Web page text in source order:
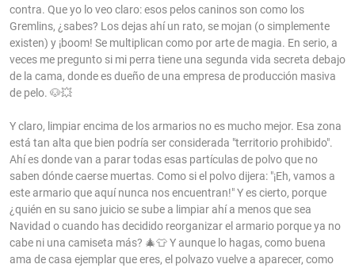
contra. Que yo lo veo claro: esos pelos caninos son como los
Gremlins, ¿sabes? Los dejas ahí un rato, se mojan (o simplemente
existen) y ¡boom! Se multiplican como por arte de magia. En serio, a
veces me pregunto si mi perra tiene una segunda vida secreta debajo
de la cama, donde es dueño de una empresa de producción masiva
de pelo. 🐶💥
Y claro, limpiar encima de los armarios no es mucho mejor. Esa zona
está tan alta que bien podría ser considerada "territorio prohibido".
Ahí es donde van a parar todas esas partículas de polvo que no
saben dónde caerse muertas. Como si el polvo dijera: "¡Eh, vamos a
este armario que aquí nunca nos encuentran!" Y es cierto, porque
¿quién en su sano juicio se sube a limpiar ahí a menos que sea
Navidad o cuando has decidido reorganizar el armario porque ya no
cabe ni una camiseta más? 🎄👕 Y aunque lo hagas, como buena
ama de casa ejemplar que eres, el polvazo vuelve a aparecer, como